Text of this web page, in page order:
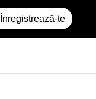
Înregistrează-te